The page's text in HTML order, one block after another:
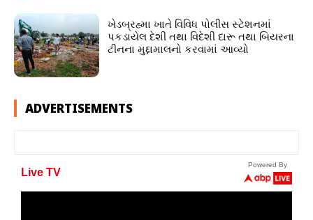
ખેડબ્રહ્મા ખાતે વિવિધ પોલીસ સ્ટેશનમાં
પકડાયેલ દેશી તથા વિદેશી દારૂ તથા બિયરના
ટીનના મુદ્દામાલનો કરવામાં આવ્યો
ADVERTISEMENTS